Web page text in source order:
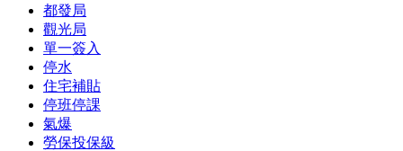
都發局
觀光局
單一簽入
停水
住宅補貼
停班停課
氣爆
勞保投保級